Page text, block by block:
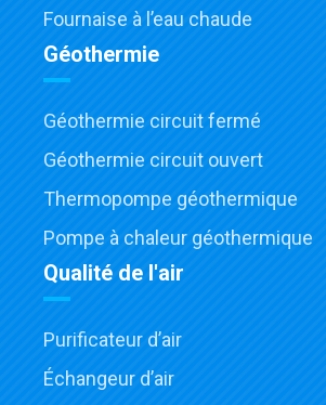
Fournaise à l’eau chaude
Géothermie
Géothermie circuit fermé
Géothermie circuit ouvert
Thermopompe géothermique
Pompe à chaleur géothermique
Qualité de l'air
Purificateur d’air
Échangeur d’air